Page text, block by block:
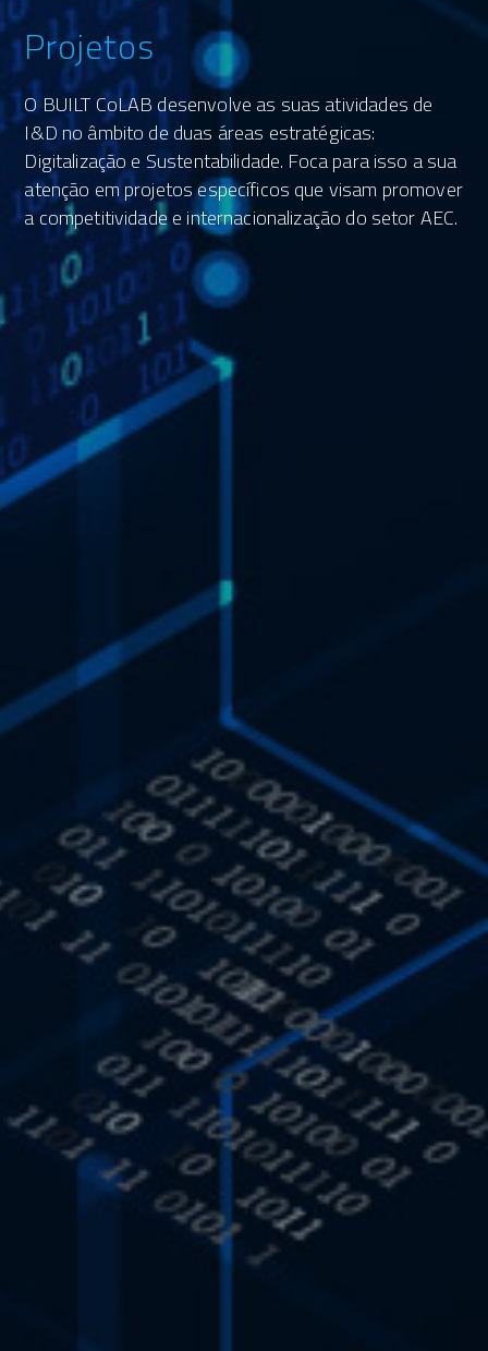
Projetos
O BUILT CoLAB desenvolve as suas atividades de
I&D no âmbito de duas áreas estratégicas:
Digitalização e Sustentabilidade. Foca para isso a sua
atenção em projetos específicos que visam promover
a competitividade e internacionalização do setor AEC.